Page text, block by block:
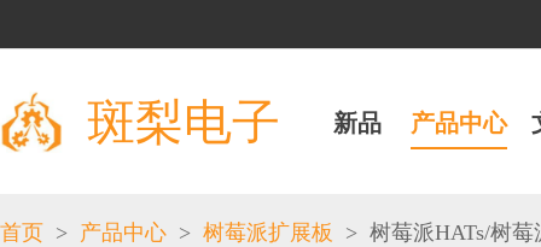
斑梨电子 新品 产品中心
首页 > 产品中心 > 树莓派扩展板 > 树莓派HATs/树莓